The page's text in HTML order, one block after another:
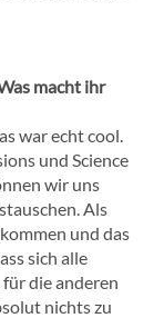
macht ihr
war echt cool.
und Science
wir uns
Als
und das
sich alle
die anderen
nichts zu